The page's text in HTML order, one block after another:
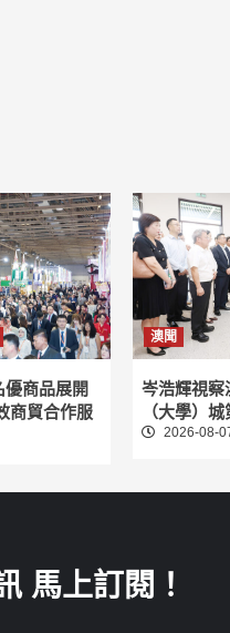
商品展開
商貿合作服
澳聞
岑浩輝視察
（大學）
2026-08-
馬上訂閱！